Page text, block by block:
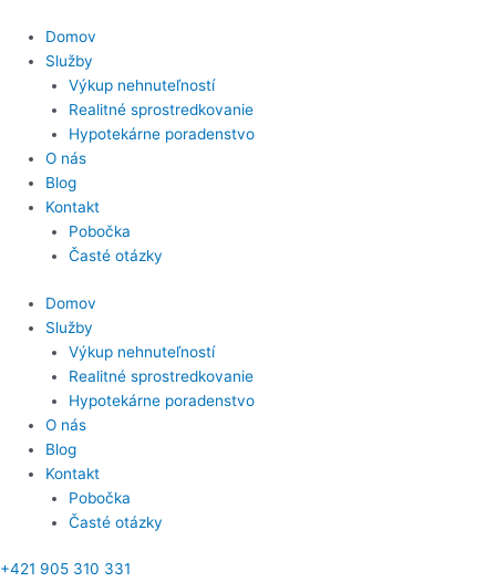
obsah
Domov
Služby
Výkup nehnuteľností
Realitné sprostredkovanie
Hypotekárne poradenstvo
O nás
Blog
Kontakt
Pobočka
Časté otázky
Domov
Služby
Výkup nehnuteľností
Realitné sprostredkovanie
Hypotekárne poradenstvo
O nás
Blog
Kontakt
Pobočka
Časté otázky
+421 905 310 331